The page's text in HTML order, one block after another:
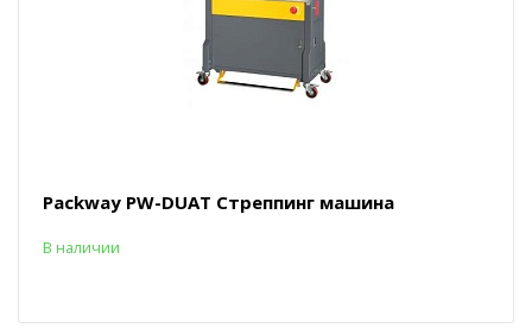
Packway PW-DUAT Стреппинг машина
В наличии